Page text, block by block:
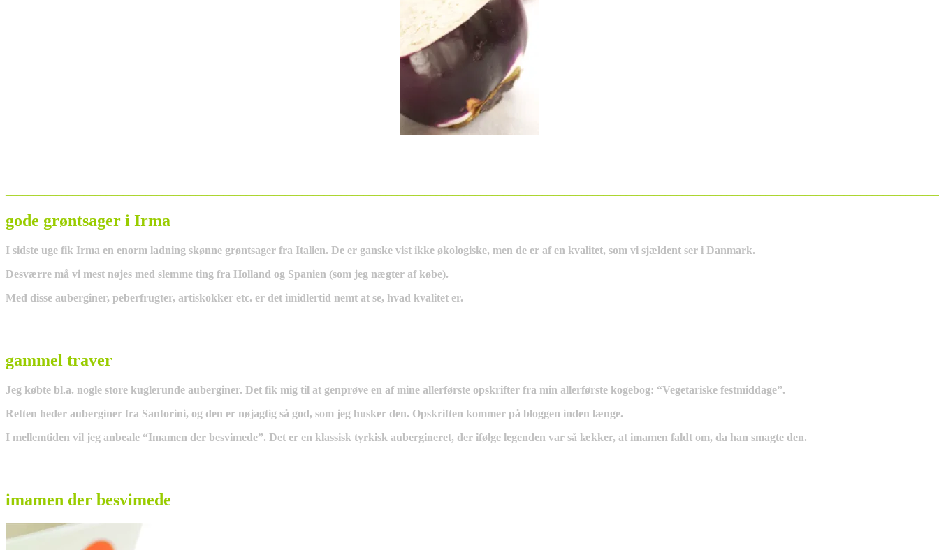
gode grøntsager i Irma
I sidste uge fik Irma en enorm ladning skønne grøntsager fra Italien. De er ganske vist ikke økologiske, men de er af en kvalitet, som vi sjældent ser i Danmark.
Desværre må vi mest nøjes med slemme ting fra Holland og Spanien (som jeg nægter af købe).
Med disse auberginer, peberfrugter, artiskokker etc. er det imidlertid nemt at se, hvad kvalitet er.
gammel traver
Jeg købte bl.a. nogle store kuglerunde auberginer. Det fik mig til at genprøve en af mine allerførste opskrifter fra min allerførste kogebog: “Vegetariske festmiddage”.
Retten heder auberginer fra Santorini, og den er nøjagtig så god, som jeg husker den. Opskriften kommer på bloggen inden længe.
I mellemtiden vil jeg anbeale “Imamen der besvimede”. Det er en klassisk tyrkisk aubergineret, der ifølge legenden var så lækker, at imamen faldt om, da han smagte den.
imamen der besvimede